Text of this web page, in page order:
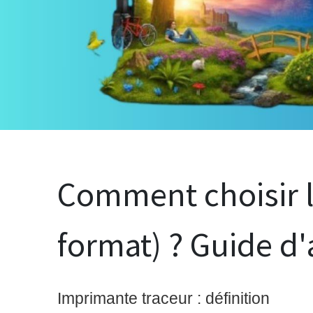
Comment choisir
format) ? Guide
Imprimante traceur : définition